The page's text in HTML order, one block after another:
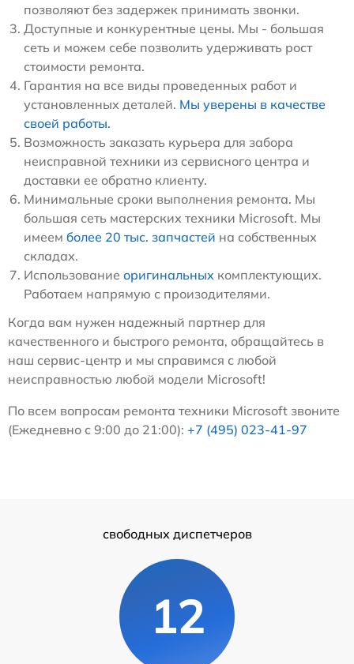
позволяют без задержек принимать звонки.
Доступные и конкурентные цены. Мы - большая
сеть и можем себе позволить удерживать рост
стоимости ремонта.
Гарантия на все виды проведенных работ и
установленных деталей. Мы уверены в качестве
своей работы.
Возможность заказать курьера для забора
неисправной техники из сервисного центра и
доставки ее обратно клиенту.
Минимальные сроки выполнения ремонта. Мы
большая сеть мастерских техники Microsoft. Мы
имеем более 20 тыс. запчастей на собственных
складах.
Использование оригинальных комплектующих.
Работаем напрямую с произодителями.
Когда вам нужен надежный партнер для
качественного и быстрого ремонта, обращайтесь в
наш сервис-центр и мы справимся с любой
неисправностью любой модели Microsoft!
По всем вопросам ремонта техники Microsoft звоните
(Ежедневно с 9:00 до 21:00): +7 (495) 023-41-97
свободных диспетчеров
12